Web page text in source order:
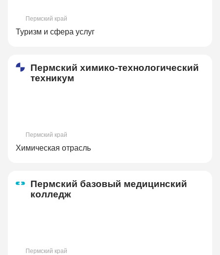
Пермский край
Туризм и сфера услуг
Пермский химико-технологический
техникум
Пермский край
Химическая отрасль
Пермский базовый медицинский
колледж
Пермский край